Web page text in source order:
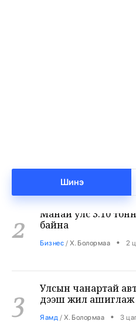
Шинэ
2
Манай улс 3.10
байна
Бизнес /Х. Болормаа • 2
3
дээш жил ашиглаж
Яамд/Х. Болормаа • 3